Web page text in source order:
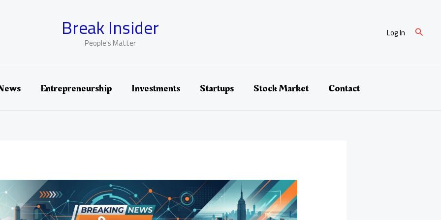
Break Insider
People's Matter
Log In Search
Entrepreneurship Investments Startups Stock Market Contact